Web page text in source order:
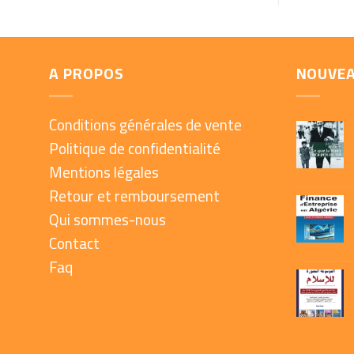
A PROPOS
Conditions générales de vente
Politique de confidentialité
Mentions légales
Retour et remboursement
Qui sommes-nous
Contact
Faq